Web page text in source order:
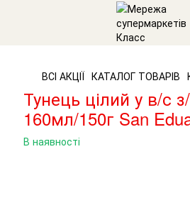
ВСІ АКЦІЇ КАТАЛОГ ТОВАРІВ
Тунець цілий у в/с
160мл/150г San
В наявності